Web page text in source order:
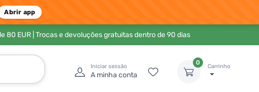
Abrir app
80 EUR| Trocas e devoluções gratuitas dentro de 90 dias
Iniciar sessão
A minha conta
0
Carrinho